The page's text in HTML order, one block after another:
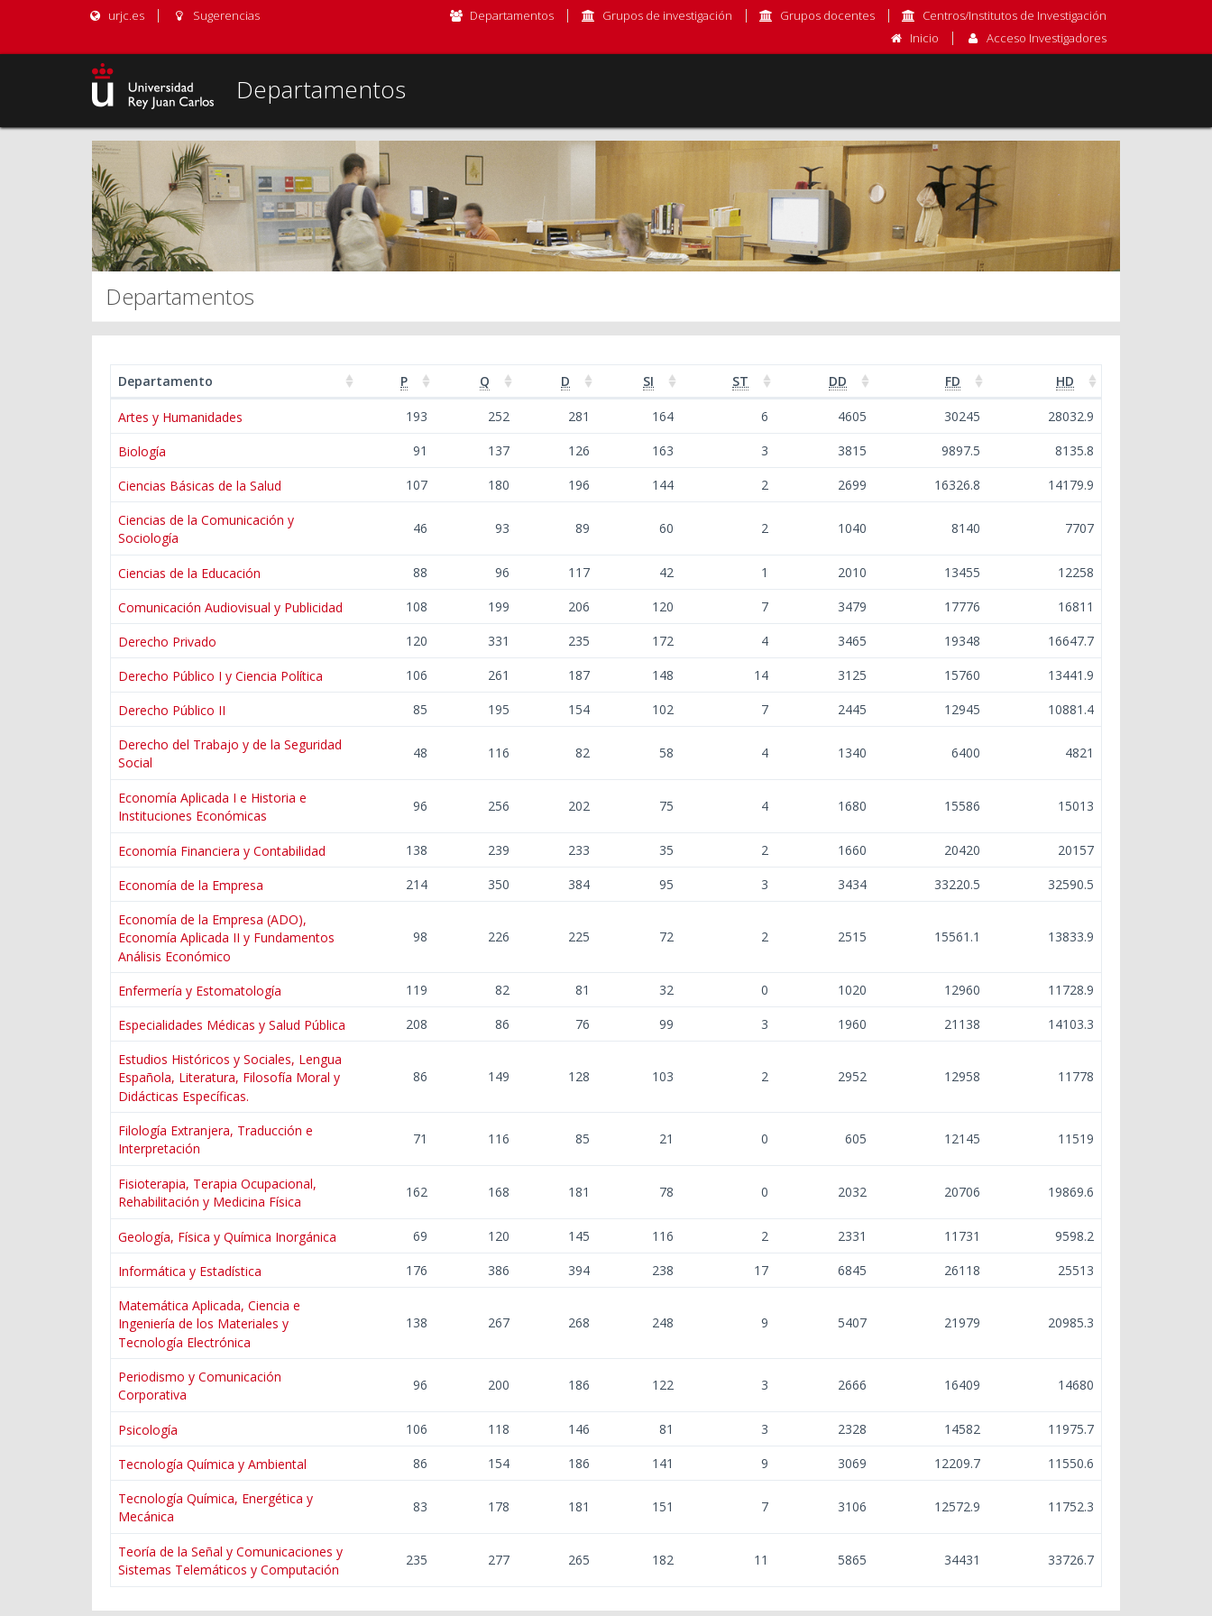
urjc.es Sugerencias Departamentos Grupos de investigación Grupos docentes
Centros/Institutos de Investigación
Inicio
Acceso Investigadores
Departamentos
Departamentos
Departamento P Q D SI ST DD FD HD
Artes y Humanidades 193 252 281 164 6 4605 30245 28032.9
Biología 91 137 126 163 3 3815 9897.5 8135.8
Ciencias Básicas de la Salud 107 180 196 144 2 2699 16326.8 14179.9
Ciencias de la Comunicación y
Sociología
46 93 89 60 2 1040 8140 7707
Ciencias de la Educación 88 96 117 42 1 2010 13455 12258
Comunicación Audiovisual y Publicidad 108 199 206 120 7 3479 17776 16811
Derecho Privado 120 331 235 172 4 3465 19348 16647.7
Derecho Público I y Ciencia Política 106 261 187 148 14 3125 15760 13441.9
Derecho Público II 85 195 154 102 7 2445 12945 10881.4
Derecho del Trabajo y de la Seguridad
Social
48 116 82 58 4 1340 6400 4821
Economía Aplicada I e Historia e
Instituciones Económicas
96 256 202 75 4 1680 15586 15013
Economía Financiera y Contabilidad 138 239 233 35 2 1660 20420 20157
Economía de la Empresa 214 350 384 95 3 3434 33220.5 32590.5
Economía de la Empresa (ADO),
Economía Aplicada II y Fundamentos
Análisis Económico
98 226 225 72 2 2515 15561.1 13833.9
Enfermería y Estomatología 119 82 81 32 0 1020 12960 11728.9
Especialidades Médicas y Salud Pública 208 86 76 99 3 1960 21138 14103.3
Estudios Históricos y Sociales, Lengua
Española, Literatura, Filosofía Moral y
Didácticas Específicas.
86 149 128 103 2 2952 12958 11778
Filología Extranjera, Traducción e
Interpretación
71 116 85 21 0 605 12145 11519
Fisioterapia, Terapia Ocupacional,
Rehabilitación y Medicina Física
162 168 181 78 0 2032 20706 19869.6
Geología, Física y Química Inorgánica 69 120 145 116 2 2331 11731 9598.2
Informática y Estadística 176 386 394 238 17 6845 26118 25513
Matemática Aplicada, Ciencia e
Ingeniería de los Materiales y
Tecnología Electrónica
138 267 268 248 9 5407 21979 20985.3
Periodismo y Comunicación
Corporativa
96 200 186 122 3 2666 16409 14680
Psicología 106 118 146 81 3 2328 14582 11975.7
Tecnología Química y Ambiental 86 154 186 141 9 3069 12209.7 11550.6
Tecnología Química, Energética y
Mecánica
83 178 181 151 7 3106 12572.9 11752.3
Teoría de la Señal y Comunicaciones y
Sistemas Telemáticos y Computación
235 277 265 182 11 5865 34431 33726.7